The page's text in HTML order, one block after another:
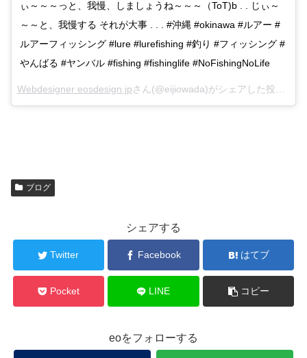
ぃ～～～っと、我慢、しましょうね～～～（ToT)b . . じぃ～
～～と、我慢する それが大事 . . . #沖縄 #okinawa #ルアー #
ルアーフィッシング #lure #lurefishing #釣り #フィッシング #
やんばる #ヤンバル #fishing #fishinglife #NoFishingNoLife
Webdesigner eosdesign.jpさん(@eijiowada)がシェアした投稿 –
ブログ
シェアする
Twitter Facebook はてブ
Pocket LINE コピー
eoをフォローする